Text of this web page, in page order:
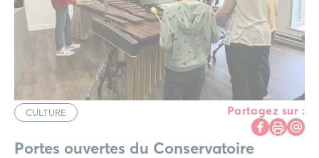
CULTURE Partagez sur :
Portes ouvertes du Conservatoire